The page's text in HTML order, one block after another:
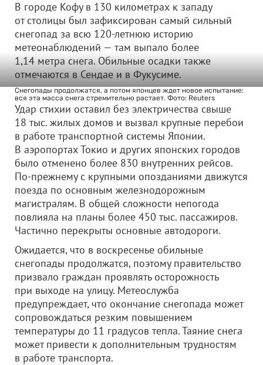
В городе Кофу в 130 километрах к западу
от столицы был зафиксирован самый сильный
снегопад за всю 120-летнюю историю
метеонаблюдений — там выпало более
1,14 метра снега. Обильные осадки также
отмечаются в Сендае и в Фукусиме.
Снегопады продолжатся, а потом японцев ждет новое испытание:
вся эта масса снега стремительно растает. Фото: Reuters
Удар стихии оставил без электричества свыше
18 тыс. жилых домов и вызвал крупные перебои
в работе транспортной системы Японии.
В аэропортах Токио и других японских городов
было отменено более 830 внутренних рейсов.
По-прежнему с крупными опозданиями движутся
поезда по основным железнодорожным
магистралям. В общей сложности непогода
повлияла на планы более 450 тыс. пассажиров.
Частично перекрыты основные автодороги.
Ожидается, что в воскресенье обильные
снегопады продолжатся, поэтому правительство
призвало граждан проявлять осторожность
при выходе на улицу. Метеослужба
предупреждает, что окончание снегопада может
сопровождаться резким повышением
температуры до 11 градусов тепла. Таяние снега
может привести к дополнительным трудностям
в работе транспорта.